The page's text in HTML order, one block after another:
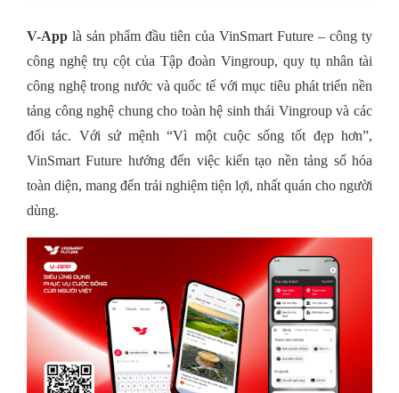
V-App là sản phẩm đầu tiên của VinSmart Future – công ty
công nghệ trụ cột của Tập đoàn Vingroup, quy tụ nhân tài
công nghệ trong nước và quốc tế với mục tiêu phát triển nền
tảng công nghệ chung cho toàn hệ sinh thái Vingroup và các
đối tác. Với sứ mệnh “Vì một cuộc sống tốt đẹp hơn”,
VinSmart Future hướng đến việc kiến tạo nền tảng số hóa
toàn diện, mang đến trải nghiệm tiện lợi, nhất quán cho người
dùng.